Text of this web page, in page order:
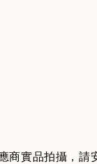
商實品拍攝，請